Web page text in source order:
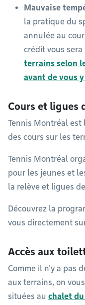
Mauvaise
la pratique du
annulée au
crédit vous sera
terrains selon
avant de vous
Cours et ligues
Tennis Montréal
des cours sur les
Tennis Montréal
pour les jeunes et
la relève et ligues
Découvrez la
vous directement
Accès aux
Comme il n'y a pas
aux terrains, on
situées au chalet